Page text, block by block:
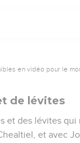
en vidéo pour le
de lévites
et des lévites qui
et avec